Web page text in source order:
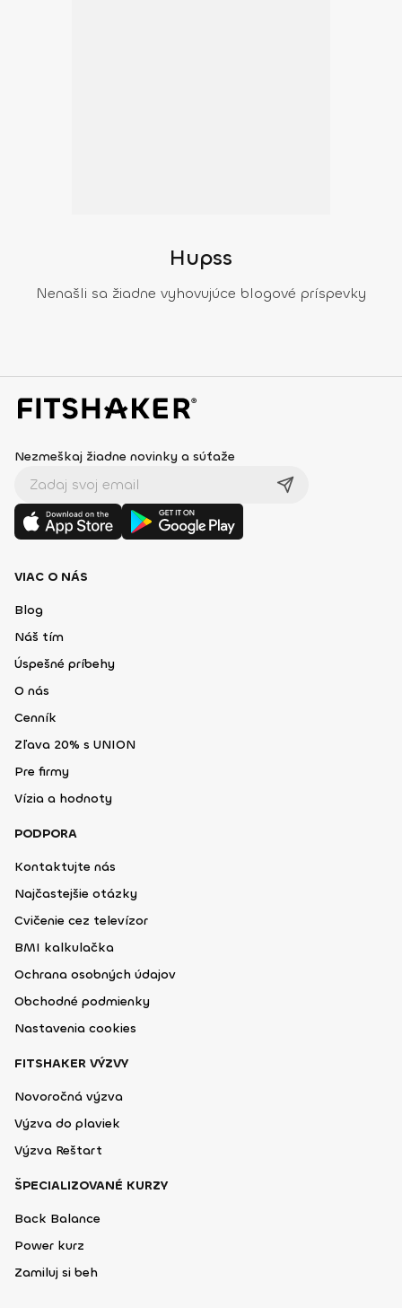
Hupss
Nenašli sa žiadne vyhovujúce blogové príspevky
Nezmeškaj žiadne novinky a súťaže
VIAC O NÁS
Blog
Náš tím
Úspešné príbehy
O nás
Cenník
Zľava 20% s UNION
Pre firmy
Vízia a hodnoty
PODPORA
Kontaktujte nás
Najčastejšie otázky
Cvičenie cez televízor
BMI kalkulačka
Ochrana osobných údajov
Obchodné podmienky
Nastavenia cookies
FITSHAKER VÝZVY
Novoročná výzva
Výzva do plaviek
Výzva Reštart
ŠPECIALIZOVANÉ KURZY
Back Balance
Power kurz
Zamiluj si beh